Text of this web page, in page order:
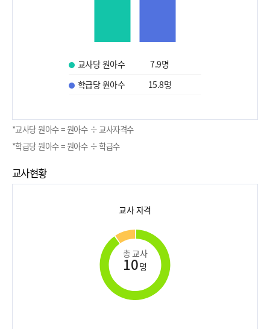
교사당 원아수 7.9명
학급당 원아수
15.8명
*교사당 원아수 = 원아수 ÷ 교사자격수
*학급당 원아수 = 원아수 ÷ 학급수
교사현황
교사 자격
총 교사
10명